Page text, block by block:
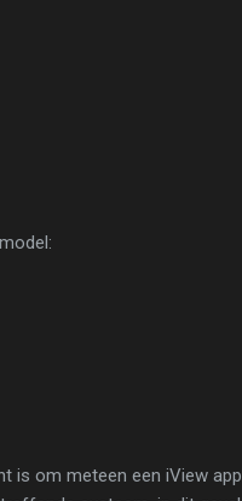
is om meteen een iView